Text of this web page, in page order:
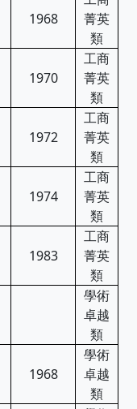
1968
菁英
類
1970
工商
菁英
類
1972
工商
菁英
類
1974
工商
菁英
類
1983
工商
菁英
類
學術
卓越
類
1968
學術
卓越
類